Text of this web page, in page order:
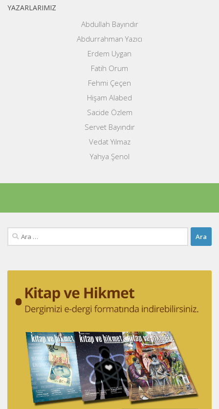
YAZARLARIMIZ
Abdullah Bayındır
Abdurrahman Yazıcı
Erdem Uygan
Fatih Orum
Fehmi Çeçen
Hişam Alabed
Sacide Özlem
Servet Bayındır
Vedat Yılmaz
Yahya Şenol
Arama: